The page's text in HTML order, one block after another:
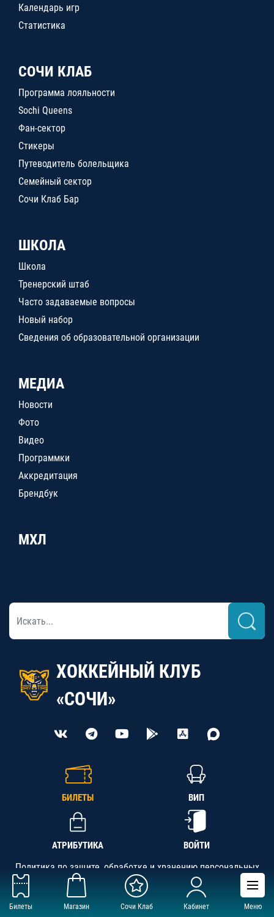
Билеты Магазин Сочи Клаб Кабинет Меню
Календарь игр
Статистика
СОЧИ КЛАБ
Программа лояльности
Sochi Queens
Фан-сектор
Стикеры
Путеводитель болельщика
Семейный сектор
Сочи Клаб Бар
ШКОЛА
Школа
Тренерский штаб
Часто задаваемые вопросы
Новый набор
Сведения об образовательной организации
МЕДИА
Новости
Фото
Видео
Программки
Аккредитация
Брендбук
МХЛ
ХОККЕЙНЫЙ КЛУБ
«СОЧИ»
БИЛЕТЫ ВИП
АТРИБУТИКА ВОЙТИ
Политика по защите, обработке и хранению персональных
данных
АНО «СК «Кубань-Регион», ОГРН 1142300002349,